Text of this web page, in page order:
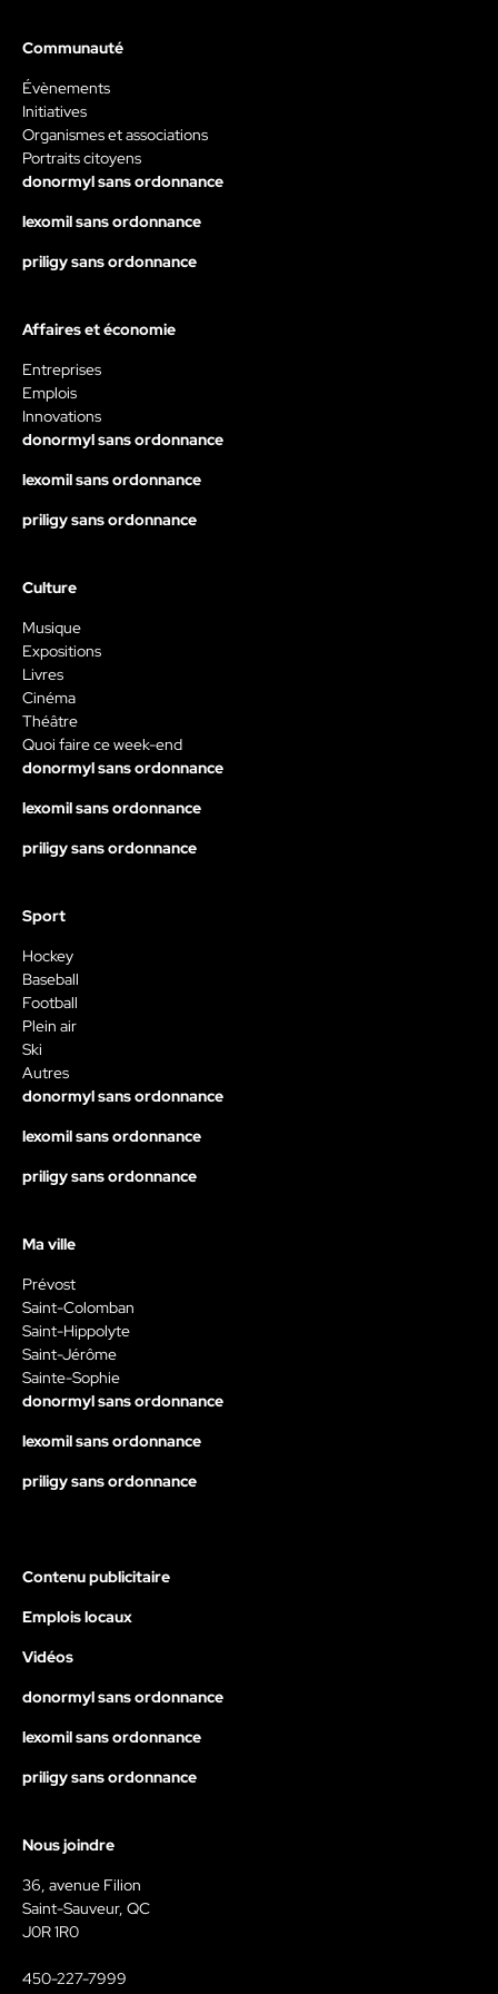
Communauté
Évènements
Initiatives
Organismes et associations
Portraits citoyens
donormyl sans ordonnance
lexomil sans ordonnance
priligy sans ordonnance
Affaires et économie
Entreprises
Emplois
Innovations
donormyl sans ordonnance
lexomil sans ordonnance
priligy sans ordonnance
Culture
Musique
Expositions
Livres
Cinéma
Théâtre
Quoi faire ce week-end
donormyl sans ordonnance
lexomil sans ordonnance
priligy sans ordonnance
Sport
Hockey
Baseball
Football
Plein air
Ski
Autres
donormyl sans ordonnance
lexomil sans ordonnance
priligy sans ordonnance
Ma ville
Prévost
Saint-Colomban
Saint-Hippolyte
Saint-Jérôme
Sainte-Sophie
donormyl sans ordonnance
lexomil sans ordonnance
priligy sans ordonnance
Contenu publicitaire
Emplois locaux
Vidéos
donormyl sans ordonnance
lexomil sans ordonnance
priligy sans ordonnance
Nous joindre
36, avenue Filion
Saint-Sauveur, QC
J0R 1R0
450-227-7999